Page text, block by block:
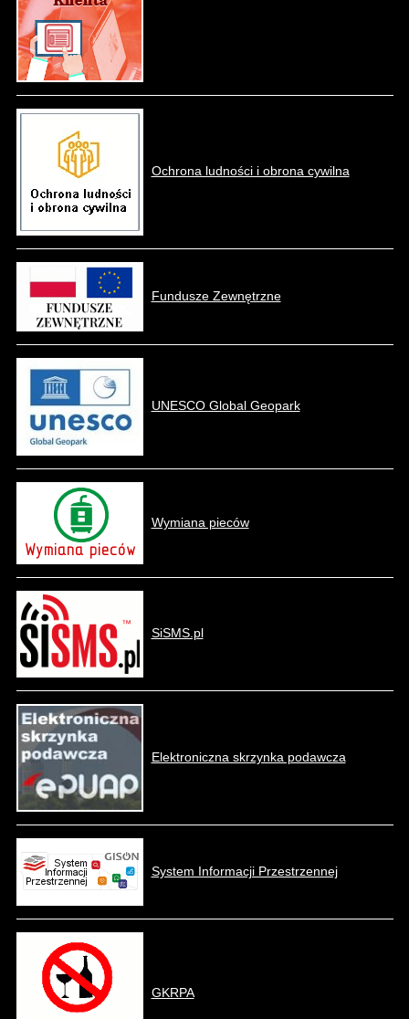
Ochrona ludności i obrona cywilna
Fundusze Zewnętrzne
UNESCO Global Geopark
Wymiana pieców
SiSMS.pl
Elektroniczna skrzynka podawcza
System Informacji Przestrzennej
GKRPA